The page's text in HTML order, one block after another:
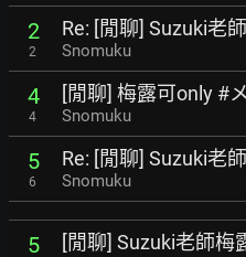
2
2
Re: [閒聊] Suzuki老
Snomuku
4
4
[閒聊] 梅露可only #
Snomuku
5
6
Re: [閒聊] Suzuki老
Snomuku
5 [閒聊] Suzuki老師梅